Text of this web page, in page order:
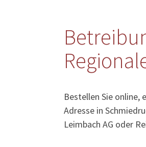
Bestellen Sie online,
Adresse in
Leimbach AG oder